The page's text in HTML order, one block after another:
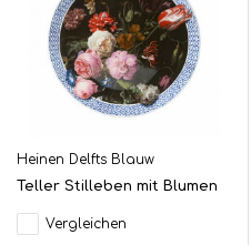
Heinen Delfts Blauw
Teller Stilleben mit Blumen
Vergleichen